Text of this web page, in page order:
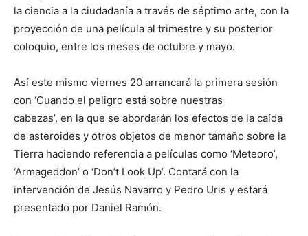
la ciencia a la ciudadanía a través de séptimo arte, con la
proyección de una película al trimestre y su posterior
coloquio, entre los meses de octubre y mayo.
Así este mismo viernes 20 arrancará la primera sesión
con ‘Cuando el peligro está sobre nuestras
cabezas’, en la que se abordarán los efectos de la caída
de asteroides y otros objetos de menor tamaño sobre la
Tierra haciendo referencia a películas como ‘Meteoro’,
‘Armageddon’ o ‘Don’t Look Up’. Contará con la
intervención de Jesús Navarro y Pedro Uris y estará
presentado por Daniel Ramón.